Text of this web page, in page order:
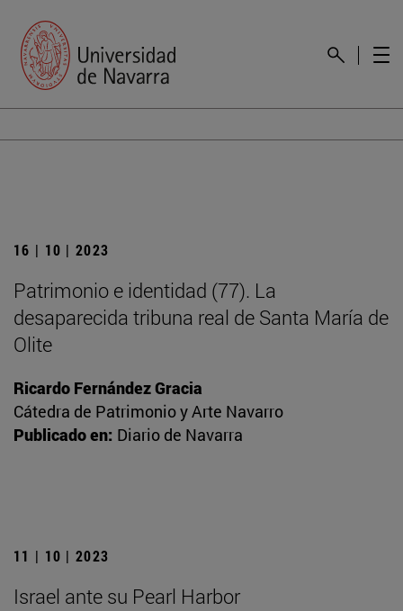
16 | 10 | 2023
Patrimonio e identidad (77). La
desaparecida tribuna real de Santa María de
Olite
Ricardo Fernández Gracia
Cátedra de Patrimonio y Arte Navarro
Publicado en: Diario de Navarra
11 | 10 | 2023
Israel ante su Pearl Harbor